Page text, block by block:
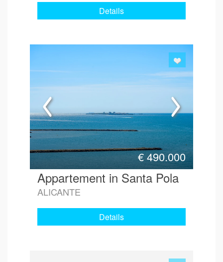
Details
€490.000
Appartement in Santa Pola
ALICANTE
Details